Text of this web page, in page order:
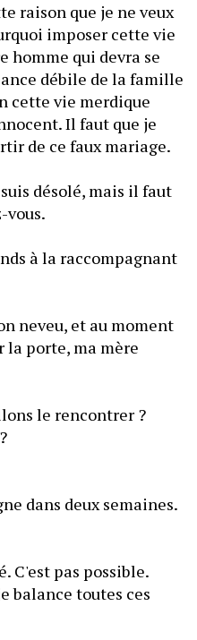
raison que je ne veux
imposer cette vie
homme qui devra se
débile de la famille
cette vie merdique
Il faut que je
de ce faux mariage.
désolé, mais il faut
vous.
à la raccompagnant
neveu, et au moment
la porte, ma mère
le rencontrer ?
dans deux semaines.
C'est pas possible.
balance toutes ces